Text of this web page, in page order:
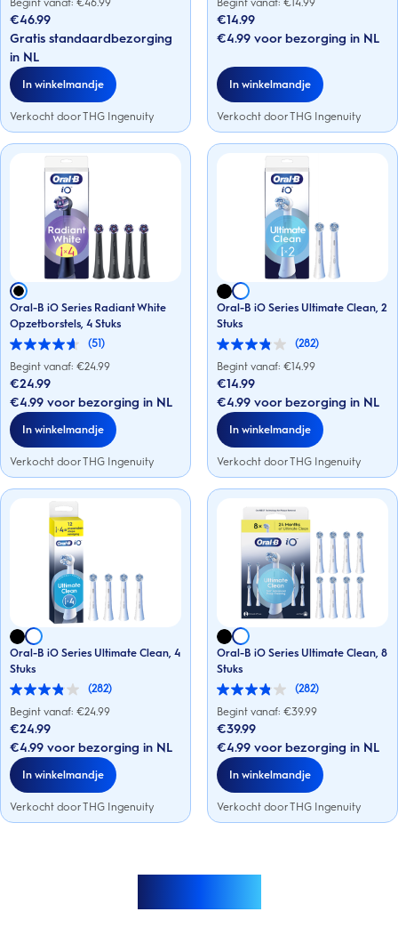
de
5
sterren.
212
beoordelingen
Begint vanaf: €46.99
€46.99
Gratis standaardbezorging
in NL
In winkelmandje
Verkocht door THG Ingenuity
de
5
sterren.
beoordelingen
Begint vanaf: €14.99
€14.99
€4.99 voor bezorging in NL
In winkelmandje
Verkocht door THG Ingenuity
Oral-B iO Series Radiant White
Opzetborstels, 4 Stuks
(51)
4.6
van
de
5
sterren.
51
beoordelingen
Begint vanaf: €24.99
€24.99
€4.99 voor bezorging in NL
In winkelmandje
Verkocht door THG Ingenuity
Oral-B iO Series Ultimate Clean, 2
Stuks
(282)
3.8
van
de
5
sterren.
282
beoordelingen
Begint vanaf: €14.99
€14.99
€4.99 voor bezorging in NL
In winkelmandje
Verkocht door THG Ingenuity
Oral-B iO Series Ultimate Clean, 4
Stuks
(282)
3.8
van
de
5
sterren.
282
beoordelingen
Begint vanaf: €24.99
€24.99
€4.99 voor bezorging in NL
In winkelmandje
Verkocht door THG Ingenuity
Oral-B iO Series Ultimate Clean, 8
Stuks
(282)
3.8
van
de
5
sterren.
282
beoordelingen
Begint vanaf: €39.99
€39.99
€4.99 voor bezorging in NL
In winkelmandje
Verkocht door THG Ingenuity